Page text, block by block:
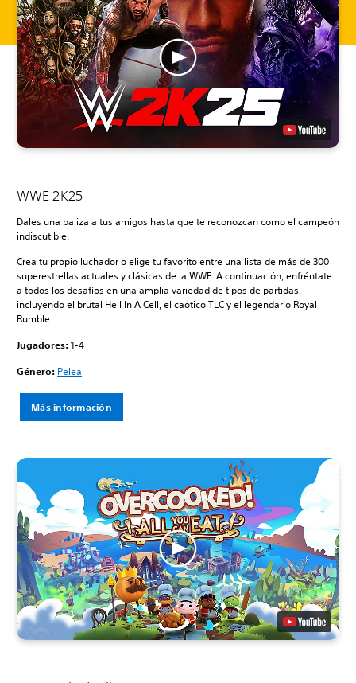
WWE 2K25
Dales una paliza a tus amigos hasta que te reconozcan como el campeón
indiscutible.
Crea tu propio luchador o elige tu favorito entre una lista de más de 300
superestrellas actuales y clásicas de la WWE. A continuación, enfréntate
a todos los desafíos en una amplia variedad de tipos de partidas,
incluyendo el brutal Hell In A Cell, el caótico TLC y el legendario Royal
Rumble.
Jugadores:1-4
Género: Pelea
Más información